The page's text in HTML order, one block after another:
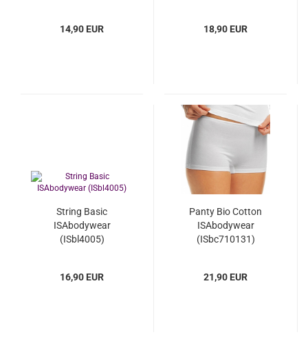
14,90 EUR 18,90 EUR
String Basic
ISAbodywear
(ISbl4005)
16,90 EUR
Panty Bio Cotton
ISAbodywear
(ISbc710131)
21,90 EUR